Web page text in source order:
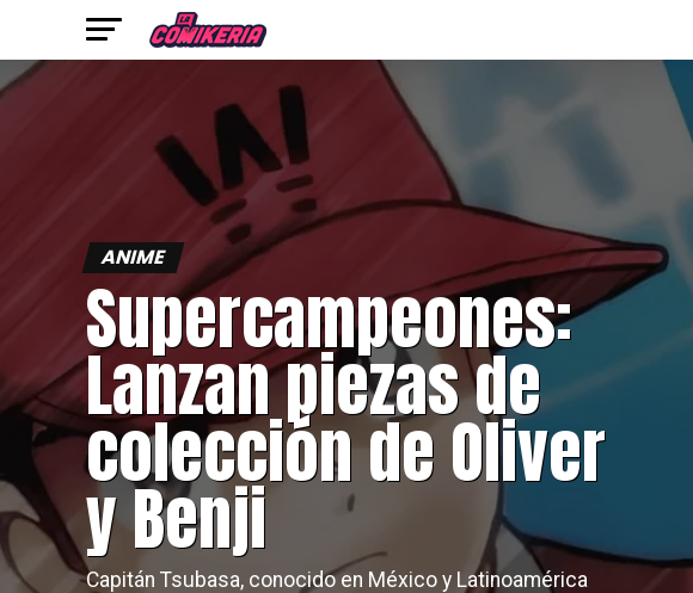
ANIME
Supercampeones:
Lanzan piezas de
colección de Oliver
y Benji
Capitán Tsubasa, conocido en México y Latinoamérica